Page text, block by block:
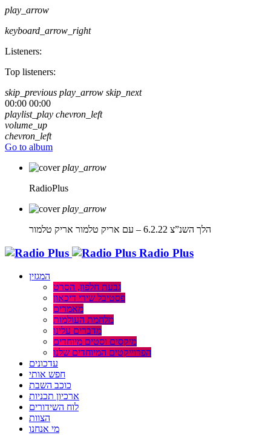
play_arrow
keyboard_arrow_right
Listeners:
Top listeners:
skip_previous play_arrow skip_next
00:00 00:00
playlist_play chevron_left
volume_up
chevron_left
Go to album
play_arrow
RadioPlus
play_arrow
הלך השנ”צ 6.2.22 – עם אריק טלמור
אריק טלמור
Radio Plus
המגזין
גבעת חלפון, הסרט
פסטיבל שירי דיכאון
מאמרים
מלחמת העולמות
מדברים עלינו
מיקסים וסטים מיוחדים
הפרוייקטים המיוחדים שלנו
עדכונים
חפש אותי
כוכב השבת
ארכיון תכניות
לוח השידורים
הצוות
מי אנחנו